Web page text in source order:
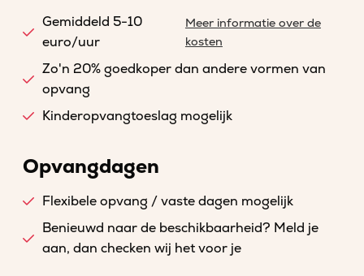
Gemiddeld 5-10
euro/uur
Meer informatie over de
kosten
Zo'n 20% goedkoper dan andere vormen van
opvang
Kinderopvangtoeslag mogelijk
Opvangdagen
Flexibele opvang / vaste dagen mogelijk
Benieuwd naar de beschikbaarheid? Meld je
aan, dan checken wij het voor je